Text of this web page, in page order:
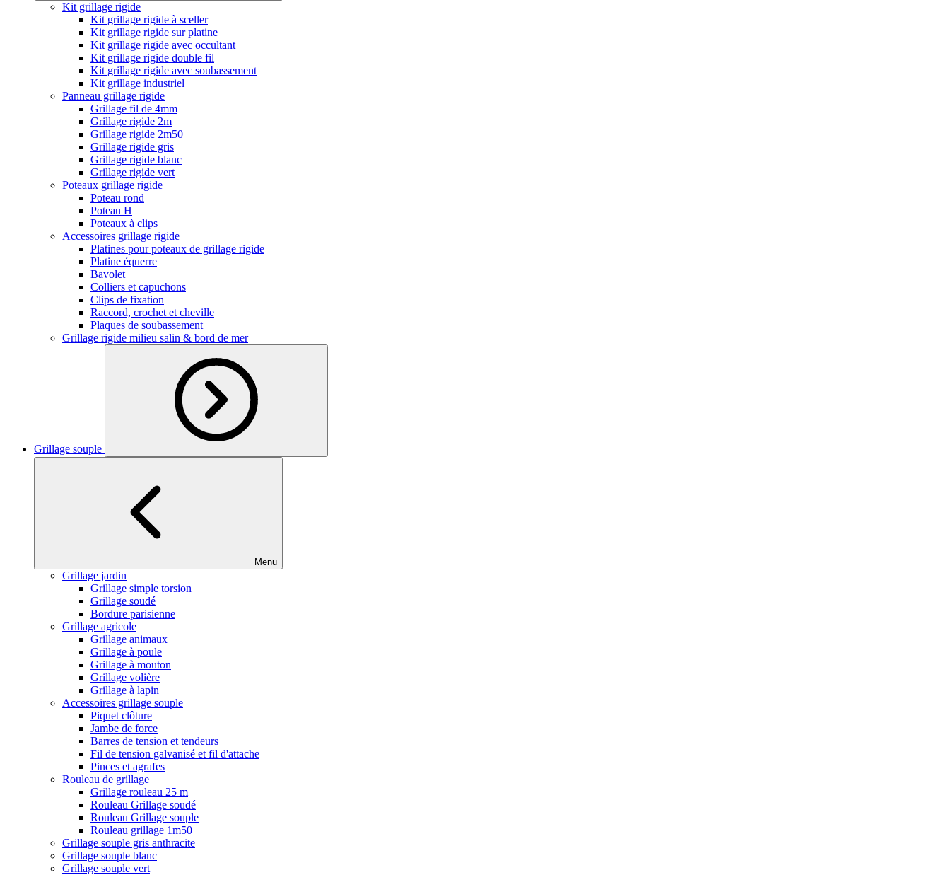
Kit grillage rigide
Kit grillage rigide à sceller
Kit grillage rigide sur platine
Kit grillage rigide avec occultant
Kit grillage rigide double fil
Kit grillage rigide avec soubassement
Kit grillage industriel
Panneau grillage rigide
Grillage fil de 4mm
Grillage rigide 2m
Grillage rigide 2m50
Grillage rigide gris
Grillage rigide blanc
Grillage rigide vert
Poteaux grillage rigide
Poteau rond
Poteau H
Poteaux à clips
Accessoires grillage rigide
Platines pour poteaux de grillage rigide
Platine équerre
Bavolet
Colliers et capuchons
Clips de fixation
Raccord, crochet et cheville
Plaques de soubassement
Grillage rigide milieu salin & bord de mer
Grillage souple
Menu
Grillage jardin
Grillage simple torsion
Grillage soudé
Bordure parisienne
Grillage agricole
Grillage animaux
Grillage à poule
Grillage à mouton
Grillage volière
Grillage à lapin
Accessoires grillage souple
Piquet clôture
Jambe de force
Barres de tension et tendeurs
Fil de tension galvanisé et fil d'attache
Pinces et agrafes
Rouleau de grillage
Grillage rouleau 25 m
Rouleau Grillage soudé
Rouleau Grillage souple
Rouleau grillage 1m50
Grillage souple gris anthracite
Grillage souple blanc
Grillage souple vert